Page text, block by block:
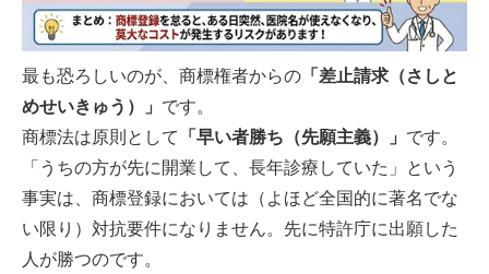
最も恐ろしいのが、商標権者からの 「差止請求（さしと
めせいきゅう）」 です。
商標法は原則として 「早い者勝ち（先願主義）」 です。
「うちの方が先に開業して、長年診療していた」という
事実は、商標登録においては（よほど全国的に著名でな
い限り）対抗要件になりません。先に特許庁に出願した
人が勝つのです。